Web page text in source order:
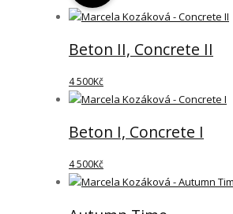
Beton II, Concrete II
4 500Kč
Beton I, Concrete I
4 500Kč